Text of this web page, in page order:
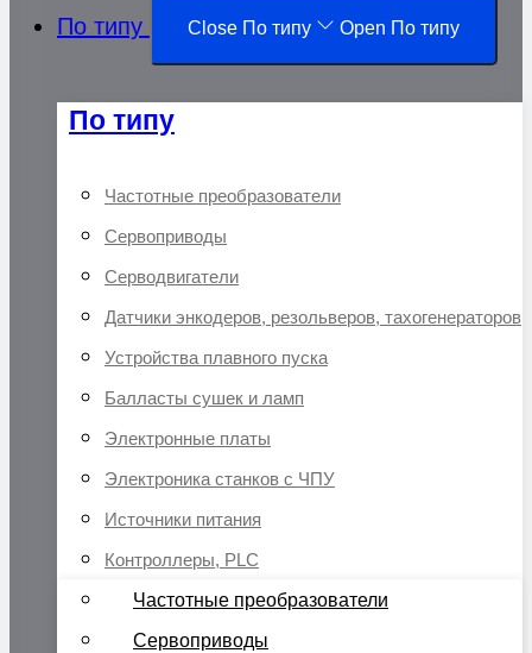
По типу Close По типу Open По типу
По типу
Частотные преобразователи
Сервоприводы
Серводвигатели
Датчики энкодеров, резольверов, тахогенераторов
Устройства плавного пуска
Балласты сушек и ламп
Электронные платы
Электроника станков с ЧПУ
Источники питания
Контроллеры, PLC
Частотные преобразователи
Сервоприводы